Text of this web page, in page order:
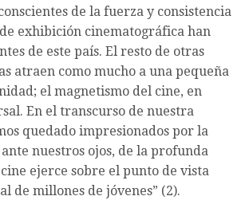
de la fuerza y consistencia
de exhibición cinematográfica han
de este país. El resto de otras
atraen como mucho a una pequeña
el magnetismo del cine, en
En el transcurso de nuestra
quedado impresionados por la
nuestros ojos, de la profunda
ejerce sobre el punto de vista
de millones de jóvenes” (2).